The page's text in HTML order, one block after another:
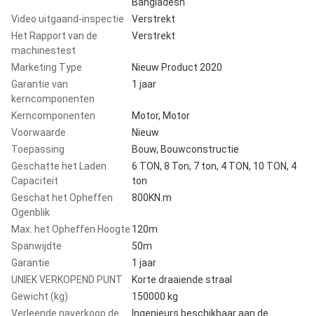
Video uitgaand-inspectie
Verstrekt
Het Rapport van de
machinestest
Verstrekt
Marketing Type
Nieuw Product 2020
Garantie van
kerncomponenten
1 jaar
Kerncomponenten
Motor, Motor
Voorwaarde
Nieuw
Toepassing
Bouw, Bouwconstructie
Geschatte het Laden
Capaciteit
6 TON, 8 Ton, 7 ton, 4 TON, 10 TON, 4
ton
Geschat het Opheffen
Ogenblik
800KN.m
Max. het Opheffen Hoogte 120m
Spanwijdte
50m
Garantie
1 jaar
UNIEK VERKOPEND PUNT
Korte draaiende straal
Gewicht (kg)
150000 kg
Verleende naverkoop de
Ingenieurs beschikbaar aan de